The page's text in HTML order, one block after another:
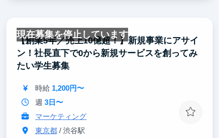
現在募集を停止しています
【創業5年／売上10億超！】新規事業にアサイ
ン！社長直下で0から新規サービスを創ってみ
たい学生募集
時給 1,200円〜
週 3日〜
マーケティング
東京都/ 渋谷駅